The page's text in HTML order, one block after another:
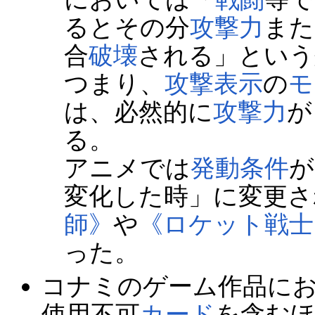
るとその分攻撃力 ま
合破壊される」とい
つまり、 攻撃表示の
は、必然的に攻撃力
る。
アニメでは発動条件
変化した時」に変更
師》 や 《ロケット戦
った。
コナミのゲーム作品に